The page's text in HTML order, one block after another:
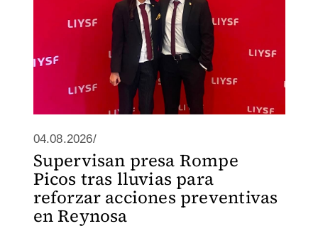
04.08.2026/
Supervisan presa Rompe
Picos tras lluvias para
reforzar acciones preventivas
en Reynosa